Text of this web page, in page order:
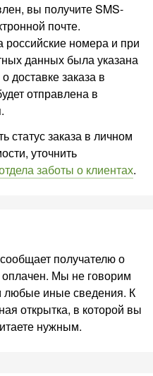
вы получите SMS-
почте.
номера и при
данных была указана
доставке заказа в
отправлена в
статус заказа в личном
уточнить
заботы о клиентах.
получателю о
оплачен. Мы не говорим
любые иные сведения. К
открытка, в которой вы
нужным.